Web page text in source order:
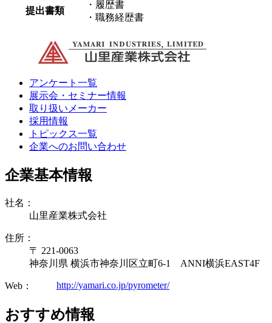
提出書類
・履歴書
・職務経歴書
アンケート一覧
展示会・セミナー情報
取り扱いメーカー
採用情報
トピックス一覧
企業へのお問い合わせ
企業基本情報
社名：
山里産業株式会社
住所：
〒 221-0063
神奈川県 横浜市神奈川区立町6-1 ANNI横浜EAST4F
Web： http://yamari.co.jp/pyrometer/
おすすめ情報